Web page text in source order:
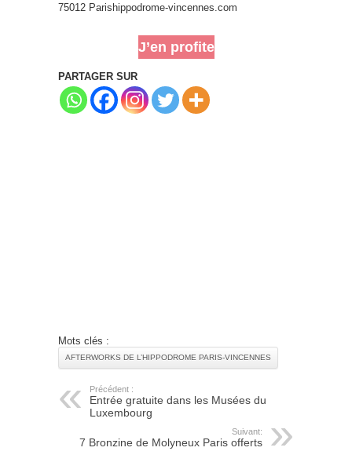
75012 Parishippodrome-vincennes.com
J’en profite
PARTAGER SUR
Mots clés :
AFTERWORKS DE L’HIPPODROME PARIS-VINCENNES
Précédent :
Entrée gratuite dans les Musées du
Luxembourg
Suivant:
7 Bronzine de Molyneux Paris offerts